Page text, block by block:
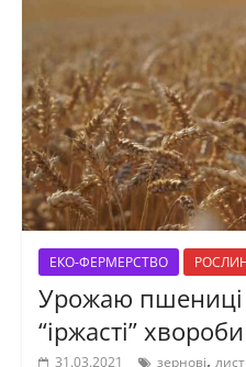
ЕКО-ФЕРМЕРСТВО
Урожаю пшениці
“іржасті” хвороби
31.03.2021 зернові,